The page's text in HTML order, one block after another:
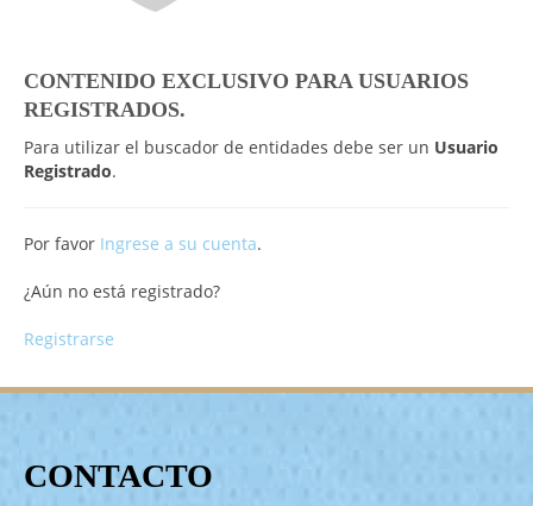
CONTENIDO EXCLUSIVO PARA USUARIOS
REGISTRADOS.
Para utilizar el buscador de entidades debe ser un Usuario
Registrado.
Por favor Ingrese a su cuenta.
¿Aún no está registrado?
Registrarse
CONTACTO